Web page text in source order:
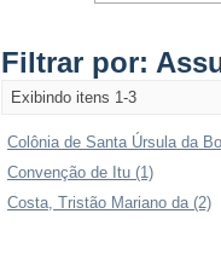
Filtrar por:
Exibindo itens 1-3
Colônia de Santa Úrsula da
Convenção de Itu (1)
Costa, Tristão Mariano da (2)